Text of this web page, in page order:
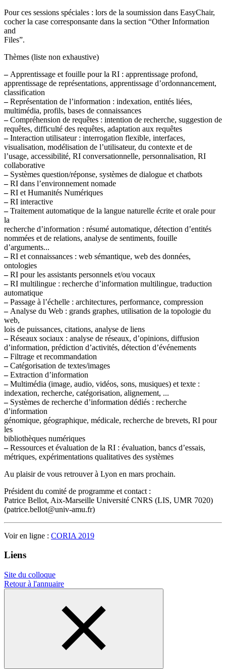
Pour ces sessions spéciales : lors de la soumission dans EasyChair,
cocher la case corresponsante dans la section “Other Information
and
Files”.
Thèmes (liste non exhaustive)
–Apprentissage et fouille pour la RI : apprentissage profond,
apprentissage de représentations, apprentissage d’ordonnancement,
classification
–Représentation de l’information : indexation, entités liées,
multimédia, profils, bases de connaissances
–Compréhension de requêtes : intention de recherche, suggestion de
requêtes, difficulté des requêtes, adaptation aux requêtes
–Interaction utilisateur : interrogation flexible, interfaces,
visualisation, modélisation de l’utilisateur, du contexte et de
l’usage, accessibilité, RI conversationnelle, personnalisation, RI
collaborative
–Systèmes question/réponse, systèmes de dialogue et chatbots
–RI dans l’environnement nomade
–RI et Humanités Numériques
–RI interactive
–Traitement automatique de la langue naturelle écrite et orale pour
la
recherche d’information : résumé automatique, détection d’entités
nommées et de relations, analyse de sentiments, fouille
d’arguments...
–RI et connaissances : web sémantique, web des données,
ontologies
–RI pour les assistants personnels et/ou vocaux
–RI multilingue : recherche d’information multilingue, traduction
automatique
–Passage à l’échelle : architectures, performance, compression
–Analyse du Web : grands graphes, utilisation de la topologie du
web,
lois de puissances, citations, analyse de liens
–Réseaux sociaux : analyse de réseaux, d’opinions, diffusion
d’information, prédiction d’activités, détection d’événements
–Filtrage et recommandation
–Catégorisation de textes/images
–Extraction d’information
–Multimédia (image, audio, vidéos, sons, musiques) et texte :
indexation, recherche, catégorisation, alignement, ...
–Systèmes de recherche d’information dédiés : recherche
d’information
génomique, géographique, médicale, recherche de brevets, RI pour
les
bibliothèques numériques
–Ressources et évaluation de la RI : évaluation, bancs d’essais,
métriques, expérimentations qualitatives des systèmes
Au plaisir de vous retrouver à Lyon en mars prochain.
Président du comité de programme et contact :
Patrice Bellot, Aix-Marseille Université CNRS (LIS, UMR 7020)
(patrice.bellot@univ-amu.fr)
Voir en ligne : CORIA 2019
Liens
Site du colloque
Retour à l'annuaire